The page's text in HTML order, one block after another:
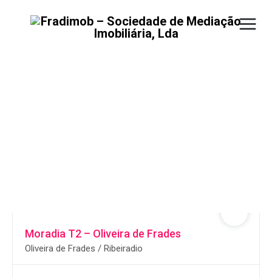
Moradia T2 – Oliveira de Frades
Oliveira de Frades / Ribeiradio